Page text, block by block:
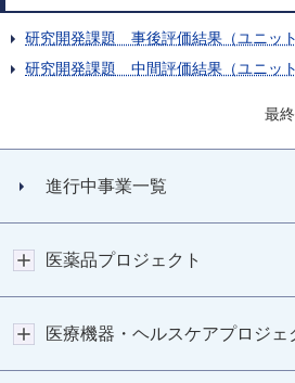
研究開発課題 事後評価結果（ユニット
研究開発課題 中間評価結果（ユニット
最
進行中事業一覧
医薬品プロジェクト
医療機器・ヘルスケアプロジェ